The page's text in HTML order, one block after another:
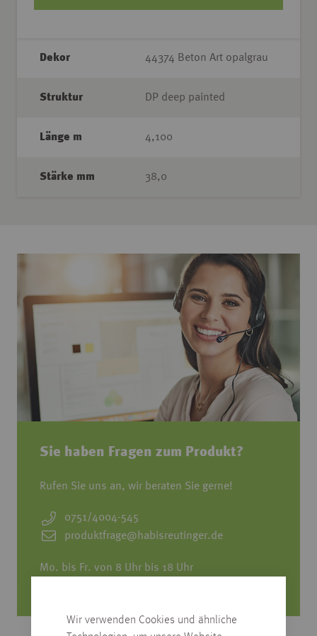
Wir verwenden Cookies und ähnliche
Sie haben Fragen zum Produkt?
Rufen Sie uns an, wir beraten Sie gerne!
0751/4004-545
produktfrage@habisreutinger.de
Mo. bis Fr. von 8 Uhr bis 18 Uhr
Dekor 44374 Beton Art opalgrau
Struktur DP deep painted
Länge m 4,100
Stärke mm 38,0